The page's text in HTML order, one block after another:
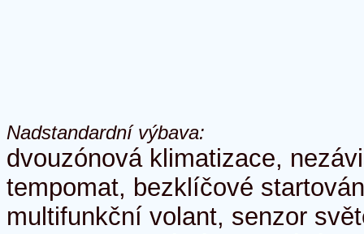
Nadstandardní výbava:
dvouzónová klimatizace,
tempomat, bezklíčové
multifunkční volant, senzor